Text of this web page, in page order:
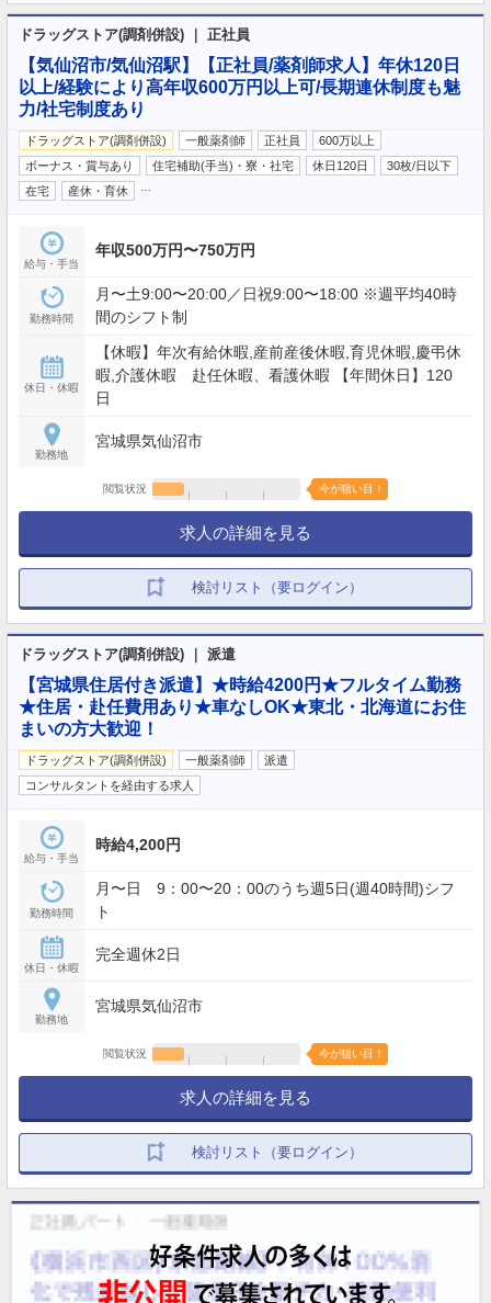
ドラッグストア(調剤併設) ｜ 正社員
【気仙沼市/気仙沼駅】【正社員/薬剤師求人】年休120日
以上/経験により高年収600万円以上可/長期連休制度も魅
力/社宅制度あり
ドラッグストア(調剤併設) 一般薬剤師 正社員
600万以上
ボーナス・賞与あり
住宅補助(手当)・寮・社宅 休日120日
30枚/日以下
在宅
産休・育休
給与・手当
年収500万円〜750万円
勤務時間
月〜土9:00〜20:00／日祝9:00〜18:00 ※週平均40時
間のシフト制
休日・休暇
【休暇】年次有給休暇,産前産後休暇,育児休暇,慶弔休
暇,介護休暇 赴任休暇、看護休暇 【年間休日】120
日
勤務地
宮城県気仙沼市
閲覧状況 今が狙い目！
求人の詳細を見る
検討リスト（要ログイン）
ドラッグストア(調剤併設) ｜ 派遣
【宮城県住居付き派遣】★時給4200円★フルタイム勤務
★住居・赴任費用あり★車なしOK★東北・北海道にお住
まいの方大歓迎！
ドラッグストア(調剤併設) 一般薬剤師
派遣
コンサルタントを経由する求人
給与・手当
時給4,200円
勤務時間
月〜日 9：00〜20：00のうち週5日(週40時間)シフ
ト
休日・休暇
完全週休2日
勤務地
宮城県気仙沼市
閲覧状況 今が狙い目！
求人の詳細を見る
検討リスト（要ログイン）